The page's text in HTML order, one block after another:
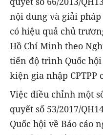
nội dung và giải
có hiệu quả chủ
Hồ Chí Minh theo
tiến độ trình Quốc
kiện gia nhập CPTPP
Việc điều chỉnh một
quyết số 53/2017/
Quốc hội về Báo cáo